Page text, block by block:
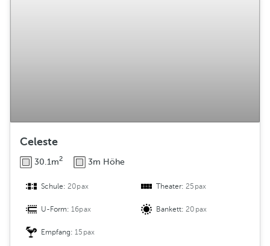
Celeste
30.1m2 3m Höhe
Schule:20pax Theater:25pax
U-Form:16pax Bankett:20pax
Empfang:15pax